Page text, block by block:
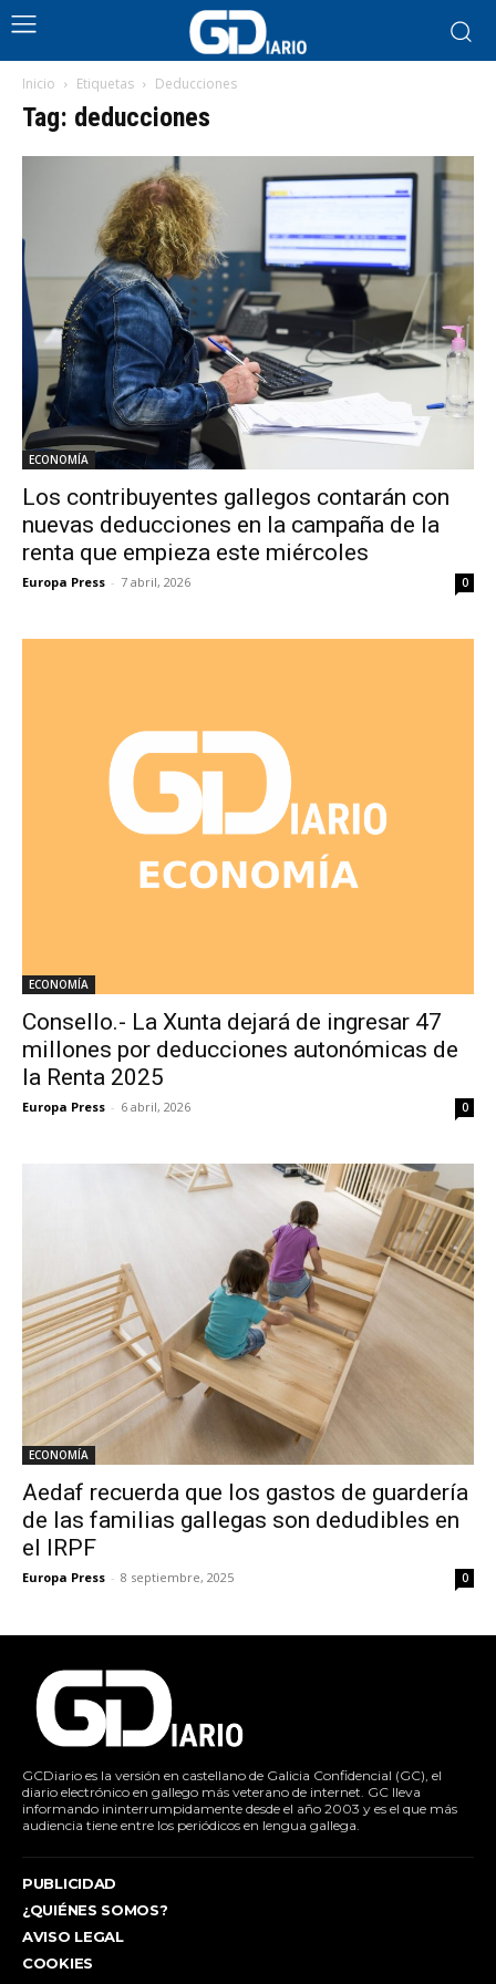
Inicio Etiquetas Deducciones
Tag: deducciones
ECONOMÍA
Los contribuyentes gallegos contarán con
nuevas deducciones en la campaña de la
renta que empieza este miércoles
Europa Press - 7 abril, 2026 0
ECONOMÍA
Consello.- La Xunta dejará de ingresar 47
millones por deducciones autonómicas de
la Renta 2025
Europa Press - 6 abril, 2026 0
ECONOMÍA
Aedaf recuerda que los gastos de guardería
de las familias gallegas son dedudibles en
el IRPF
Europa Press - 8 septiembre, 2025 0
GCDiario es la versión en castellano de Galicia Confidencial (GC), el
diario electrónico en gallego más veterano de internet. GC lleva
informando ininterrumpidamente desde el año 2003 y es el que más
audiencia tiene entre los periódicos en lengua gallega.
PUBLICIDAD
¿QUIÉNES SOMOS?
AVISO LEGAL
COOKIES